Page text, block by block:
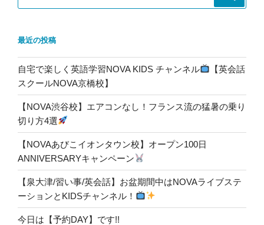
最近の投稿
自宅で楽しく英語学習NOVA KIDS チャンネル
【英会話
スクールNOVA京橋校】
【NOVA渋谷校】エアコンなし！フランス流の猛暑の乗り
切り方4選
【NOVAあびこイオンタウン校】オープン100日
ANNIVERSARYキャンペーン
【泉大津/習い事/英会話】お盆期間中はNOVAライブステ
ーションとKIDSチャンネル！
今日は【予約DAY】です!!